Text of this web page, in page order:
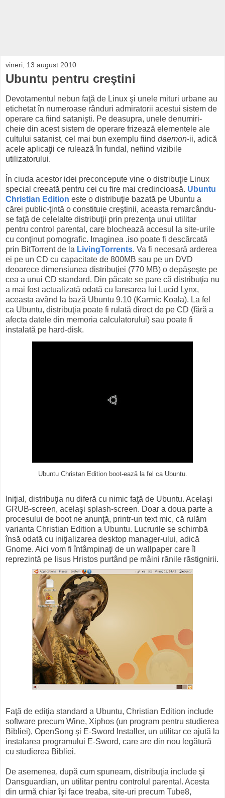
vineri, 13 august 2010
Ubuntu pentru creştini
Devotamentul nebun faţă de Linux şi unele mituri urbane au
etichetat în numeroase rânduri admiratorii acestui sistem de
operare ca fiind satanişti. Pe deasupra, unele denumiri-
cheie din acest sistem de operare frizează elementele ale
cultului satanist, cel mai bun exemplu fiind daemon-ii, adică
acele aplicaţii ce rulează în fundal, nefiind vizibile
utilizatorului.
În ciuda acestor idei preconcepute vine o distribuţie Linux
special creeată pentru cei cu fire mai credincioasă. Ubuntu
Christian Edition este o distribuţie bazată pe Ubuntu a
cărei public-ţintă o constituie creştinii, aceasta remarcându-
se faţă de celelalte distribuţii prin prezenţa unui utilitar
pentru control parental, care blochează accesul la site-urile
cu conţinut pornografic. Imaginea .iso poate fi descărcată
prin BitTorrent de la LivingTorrents. Va fi necesară arderea
ei pe un CD cu capacitate de 800MB sau pe un DVD
deoarece dimensiunea distribuţiei (770 MB) o depăşeşte pe
cea a unui CD standard. Din păcate se pare că distribuţia nu
a mai fost actualizată odată cu lansarea lui Lucid Lynx,
aceasta având la bază Ubuntu 9.10 (Karmic Koala). La fel
ca Ubuntu, distribuţia poate fi rulată direct de pe CD (fără a
afecta datele din memoria calculatorului) sau poate fi
instalată pe hard-disk.
Ubuntu Christan Edition boot-ează la fel ca Ubuntu.
Iniţial, distribuţia nu diferă cu nimic faţă de Ubuntu. Acelaşi
GRUB-screen, acelaşi splash-screen. Doar a doua parte a
procesului de boot ne anunţă, printr-un text mic, că rulăm
varianta Christian Edition a Ubuntu. Lucrurile se schimbă
însă odată cu iniţializarea desktop manager-ului, adică
Gnome. Aici vom fi întâmpinaţi de un wallpaper care îl
reprezintă pe Iisus Hristos purtând pe mâini rănile răstignirii.
Faţă de ediţia standard a Ubuntu, Christian Edition include
software precum Wine, Xiphos (un program pentru studierea
Bibliei), OpenSong şi E-Sword Installer, un utilitar ce ajută la
instalarea programului E-Sword, care are din nou legătură
cu studierea Bibliei.
De asemenea, după cum spuneam, distribuţia include şi
Dansguardian, un utilitar pentru controlul parental. Acesta
din urmă chiar îşi face treaba, site-uri precum Tube8,